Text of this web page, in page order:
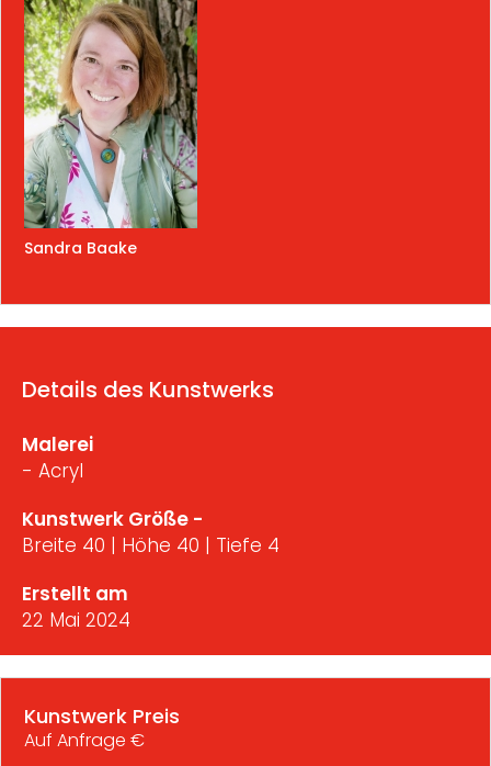
Sandra Baake
Details des Kunstwerks
Malerei
- Acryl
Kunstwerk Größe -
Breite 40 | Höhe 40 | Tiefe 4
Erstellt am
22 Mai 2024
Kunstwerk Preis
Auf Anfrage €